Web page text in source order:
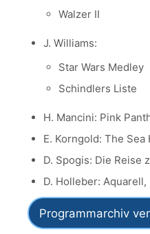
Walzer II
J. Williams:
Star Wars Medley
Schindlers Liste
H. Mancini: Pink
E. Korngold: The Sea
D. Spogis: Die Reise
D. Holleber: Aquarell,
Programmarchiv